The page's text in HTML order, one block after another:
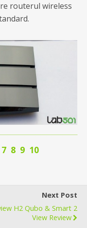
routerul wireless
7 8 9 10
Next Post
H2 Qubo & Smart 2
View Review